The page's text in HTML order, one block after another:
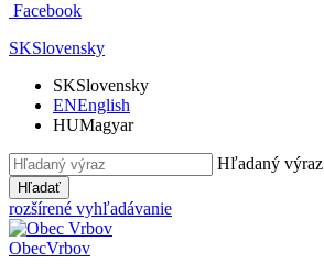
Facebook
SKSlovensky
SKSlovensky
ENEnglish
HUMagyar
Hľadaný výraz
Hľadať
rozšírené vyhľadávanie
ObecVrbov